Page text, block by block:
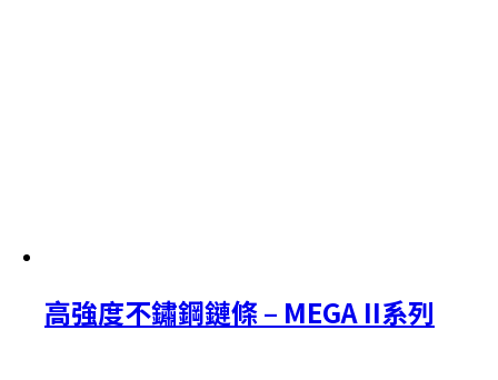
高強度不鏽鋼鏈條 – MEGA II系列